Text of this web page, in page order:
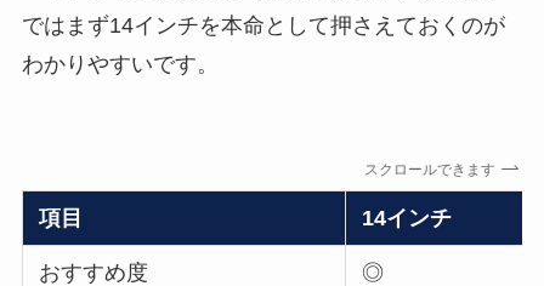
ではまず14インチを本命として押さえておくのが
わかりやすいです。
スクロールできます
項目 14インチ
おすすめ度 ◎